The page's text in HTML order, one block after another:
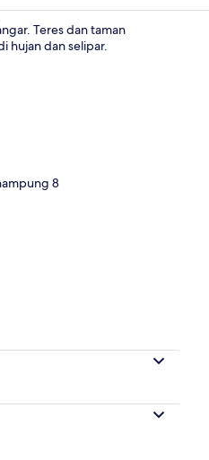
skrin rata
Teres dan taman
hujan dan selipar.
8